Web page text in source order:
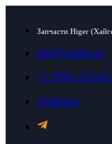
Запчасти Higer
info@zapkit.ru
+7 (906) 115-
whatsapp